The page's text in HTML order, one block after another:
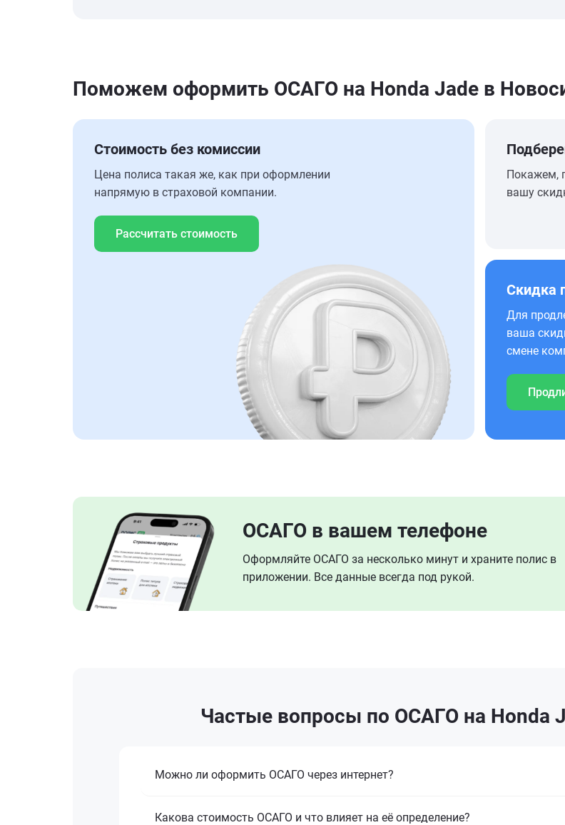
Поможем оформить ОСАГО на Honda Jade в
Стоимость без комиссии
Цена полиса такая же, как при оформлении
напрямую в страховой компании.
Рассчитать стоимость
Покажем,
вашу
Скидка
Для
ваша
смене
ОСАГО в вашем телефоне
Оформляйте ОСАГО за несколько минут и храните полис в
приложении. Все данные всегда под рукой.
Частые вопросы по ОСАГО на Honda
Можно ли оформить ОСАГО через интернет?
Какова стоимость ОСАГО и что влияет на её определение?